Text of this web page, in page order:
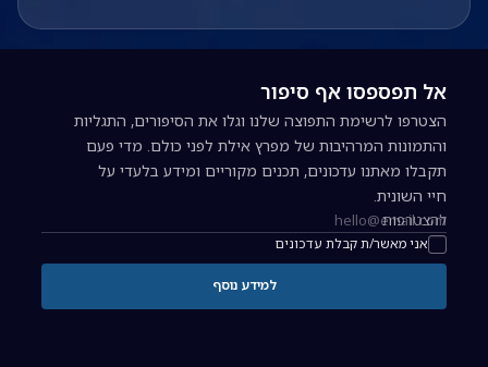
אל תפספסו אף סיפור
הצטרפו לרשימת התפוצה שלנו וגלו את הסיפורים, התגליות
והתמונות המרהיבות של מפרץ אילת לפני כולם. מדי פעם
תקבלו מאתנו עדכונים, תכנים מקוריים ומידע בלעדי על
חיי השונית.
כתובת אימייל להרשמה לניוזלטר
אני מאשר/ת קבלת עדכונים
להצטרפות
למידע נוסף